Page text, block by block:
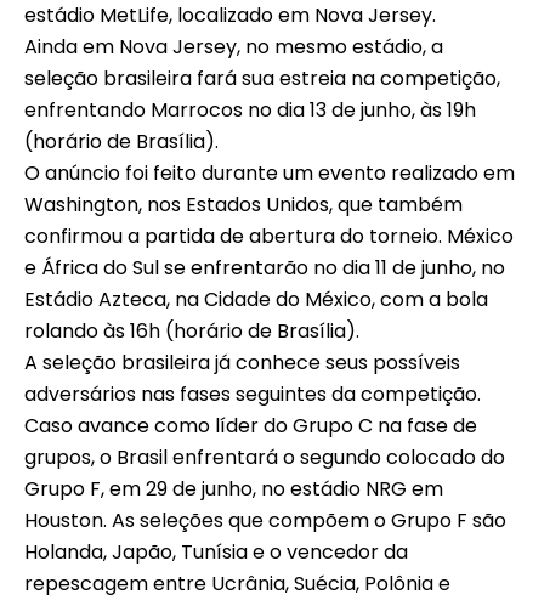
estádio MetLife, localizado em Nova Jersey.
Ainda em Nova Jersey, no mesmo estádio, a
seleção brasileira fará sua estreia na competição,
enfrentando Marrocos no dia 13 de junho, às 19h
(horário de Brasília).
O anúncio foi feito durante um evento realizado em
Washington, nos Estados Unidos, que também
confirmou a partida de abertura do torneio. México
e África do Sul se enfrentarão no dia 11 de junho, no
Estádio Azteca, na Cidade do México, com a bola
rolando às 16h (horário de Brasília).
A seleção brasileira já conhece seus possíveis
adversários nas fases seguintes da competição.
Caso avance como líder do Grupo C na fase de
grupos, o Brasil enfrentará o segundo colocado do
Grupo F, em 29 de junho, no estádio NRG em
Houston. As seleções que compõem o Grupo F são
Holanda, Japão, Tunísia e o vencedor da
repescagem entre Ucrânia, Suécia, Polônia e